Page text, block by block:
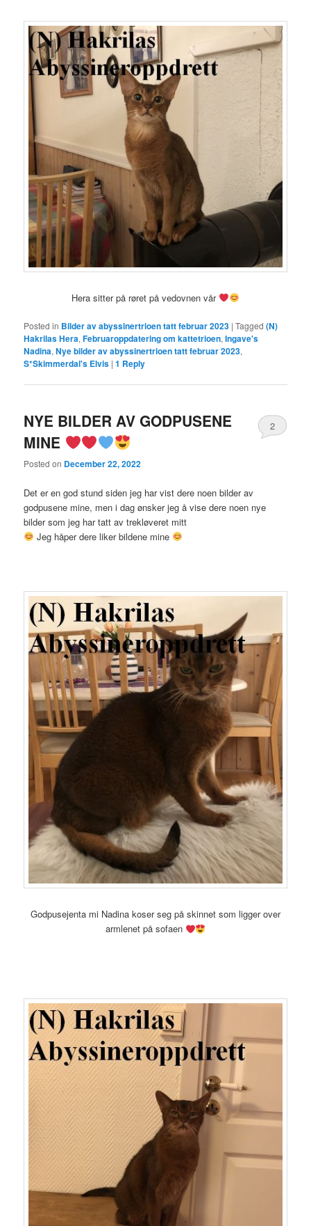
Hera sitter på røret på vedovnen vår
Posted in Bilder av abyssinertrioen tatt februar 2023 |Tagged (N)
Hakrilas Hera,Februaroppdatering om kattetrioen,Ingave's
Nadina,Nye bilder av abyssinertrioen tatt februar 2023,
S*Skimmerdal's Elvis |1 Reply
NYE BILDER AV GODPUSENE
MINE
Posted on December 22, 2022
2
Det er en god stund siden jeg har vist dere noen bilder av
godpusene mine, men i dag ønsker jeg å vise dere noen nye
bilder som jeg har tatt av trekløveret mitt
Jeg håper dere liker bildene mine
Godpusejenta mi Nadina koser seg på skinnet som ligger over
armlenet på sofaen